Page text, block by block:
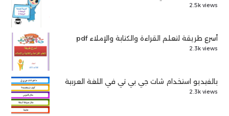
2.5k views
أسرع طريقة لتعلم القراءة والكتابة والإملاء pdf
2.3k views
بالفيديو استخدام شات جي بي تي في اللغة العربية
2.3k views